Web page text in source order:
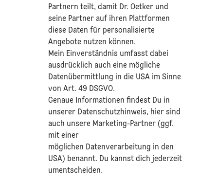
Partnern teilt, damit Dr. Oetker und
seine Partner auf ihren Plattformen
diese Daten für personalisierte
Angebote nutzen können.
Mein Einverständnis umfasst dabei
ausdrücklich auch eine mögliche
Datenübermittlung in die USA im Sinne
von Art. 49 DSGVO.​
​Genaue Informationen findest Du in
unserer Datenschutzhinweis, hier sind
auch unsere Marketing-Partner (ggf.
mit einer
möglichen Datenverarbeitung in den
USA) benannt. Du kannst dich jederzeit
umentscheiden.